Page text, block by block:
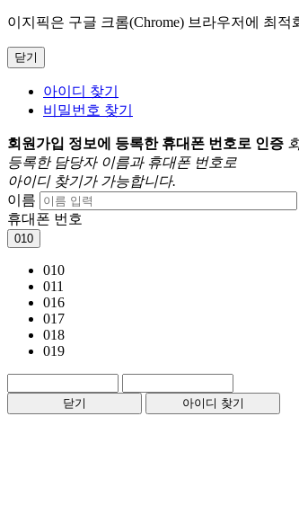
이지픽은 구글 크롬(Chrome) 브라우저에 최적
닫기
아이디 찾기
비밀번호 찾기
회원가입 정보에 등록한 휴대폰 번호로 인증
등록한 담당자 이름과 휴대폰 번호로
아이디 찾기가 가능합니다.
이름
휴대폰 번호
010
010
011
016
017
018
019
닫기 아이디 찾기